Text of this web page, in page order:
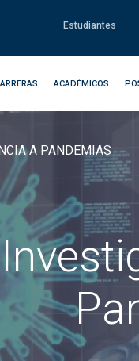
Estudiantes
ACADÉMICOS
A PANDEMIAS